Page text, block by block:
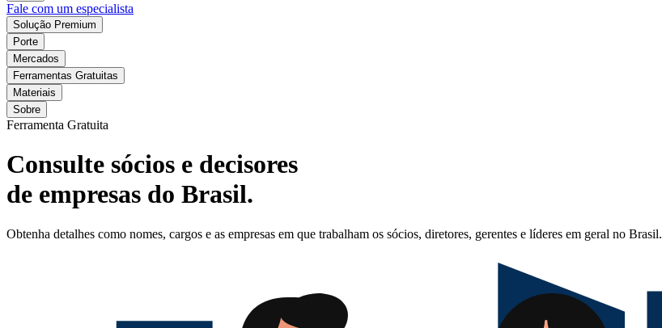
Fale com um especialista
Solução Premium
Porte
Mercados
Ferramentas Gratuitas
Materiais
Sobre
Ferramenta Gratuita
Consulte sócios e decisores
de empresas do Brasil.
Obtenha detalhes como nomes, cargos e as empresas em que trabalham os sócios, diretores, gerentes e líderes em geral no Brasil.